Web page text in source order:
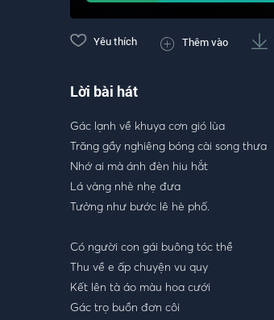
Yêu thích Thêm vào
Lời bài hát
Gác lạnh về khuya cơn gió lùa
Trăng gầy nghiêng bóng cài song thưa
Nhớ ai mà ánh đèn hiu hắt
Lá vàng nhè nhẹ đưa
Tưởng như bước lê hè phố.
Có người con gái buông tóc thề
Thu về e ấp chuyện vu quy
Kết lên tà áo màu hoa cưới
Gác trọ buồn đơn côi